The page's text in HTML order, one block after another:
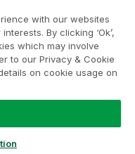
AB. Alle
with our websites
By clicking ‘Ok’,
which may involve
to our Privacy & Cookie
on cookie usage on